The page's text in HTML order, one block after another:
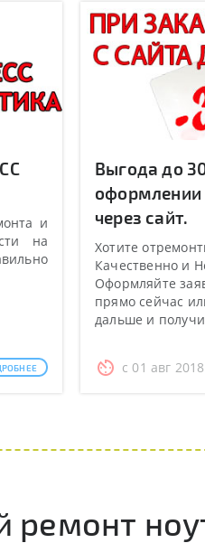
и
на
Выгода до
оформлении
через сайт.
Хотите
Качественно и
Оформляйте
прямо сейчас
дальше и
с 01 авг 2018
ремонт